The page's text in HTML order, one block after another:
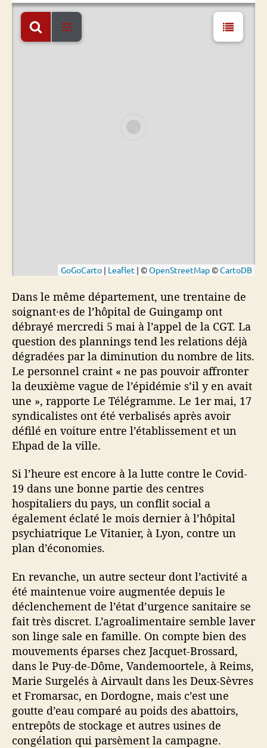
Dans le même département, une trentaine de
soignant·es de l’hôpital de Guingamp ont
débrayé mercredi 5 mai à l’appel de la CGT. La
question des plannings tend les relations déjà
dégradées par la diminution du nombre de lits.
Le personnel craint « ne pas pouvoir affronter
la deuxième vague de l’épidémie s’il y en avait
une », rapporte Le Télégramme. Le 1er mai, 17
syndicalistes ont été verbalisés après avoir
défilé en voiture entre l’établissement et un
Ehpad de la ville.
Si l’heure est encore à la lutte contre le Covid-
19 dans une bonne partie des centres
hospitaliers du pays, un conflit social a
également éclaté le mois dernier à l’hôpital
psychiatrique Le Vitanier, à Lyon, contre un
plan d’économies.
En revanche, un autre secteur dont l’activité a
été maintenue voire augmentée depuis le
déclenchement de l’état d’urgence sanitaire se
fait très discret. L’agroalimentaire semble laver
son linge sale en famille. On compte bien des
mouvements éparses chez Jacquet-Brossard,
dans le Puy-de-Dôme, Vandemoortele, à Reims,
Marie Surgelés à Airvault dans les Deux-Sèvres
et Fromarsac, en Dordogne, mais c’est une
goutte d’eau comparé au poids des abattoirs,
entrepôts de stockage et autres usines de
congélation qui parsèment la campagne.